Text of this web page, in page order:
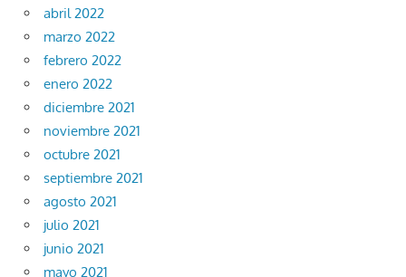
abril 2022
marzo 2022
febrero 2022
enero 2022
diciembre 2021
noviembre 2021
octubre 2021
septiembre 2021
agosto 2021
julio 2021
junio 2021
mayo 2021